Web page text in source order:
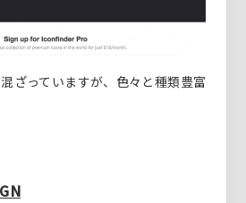
ざっていますが、色々と種類豊富